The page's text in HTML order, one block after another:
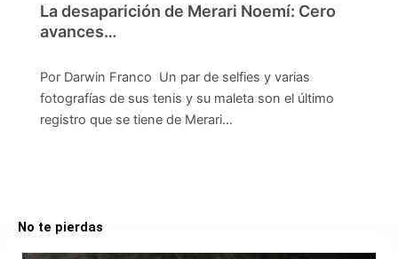
La desaparición de Merari Noemí: Cero
avances…
Por Darwin Franco Un par de selfies y varias
fotografías de sus tenis y su maleta son el último
registro que se tiene de Merari…
No te pierdas